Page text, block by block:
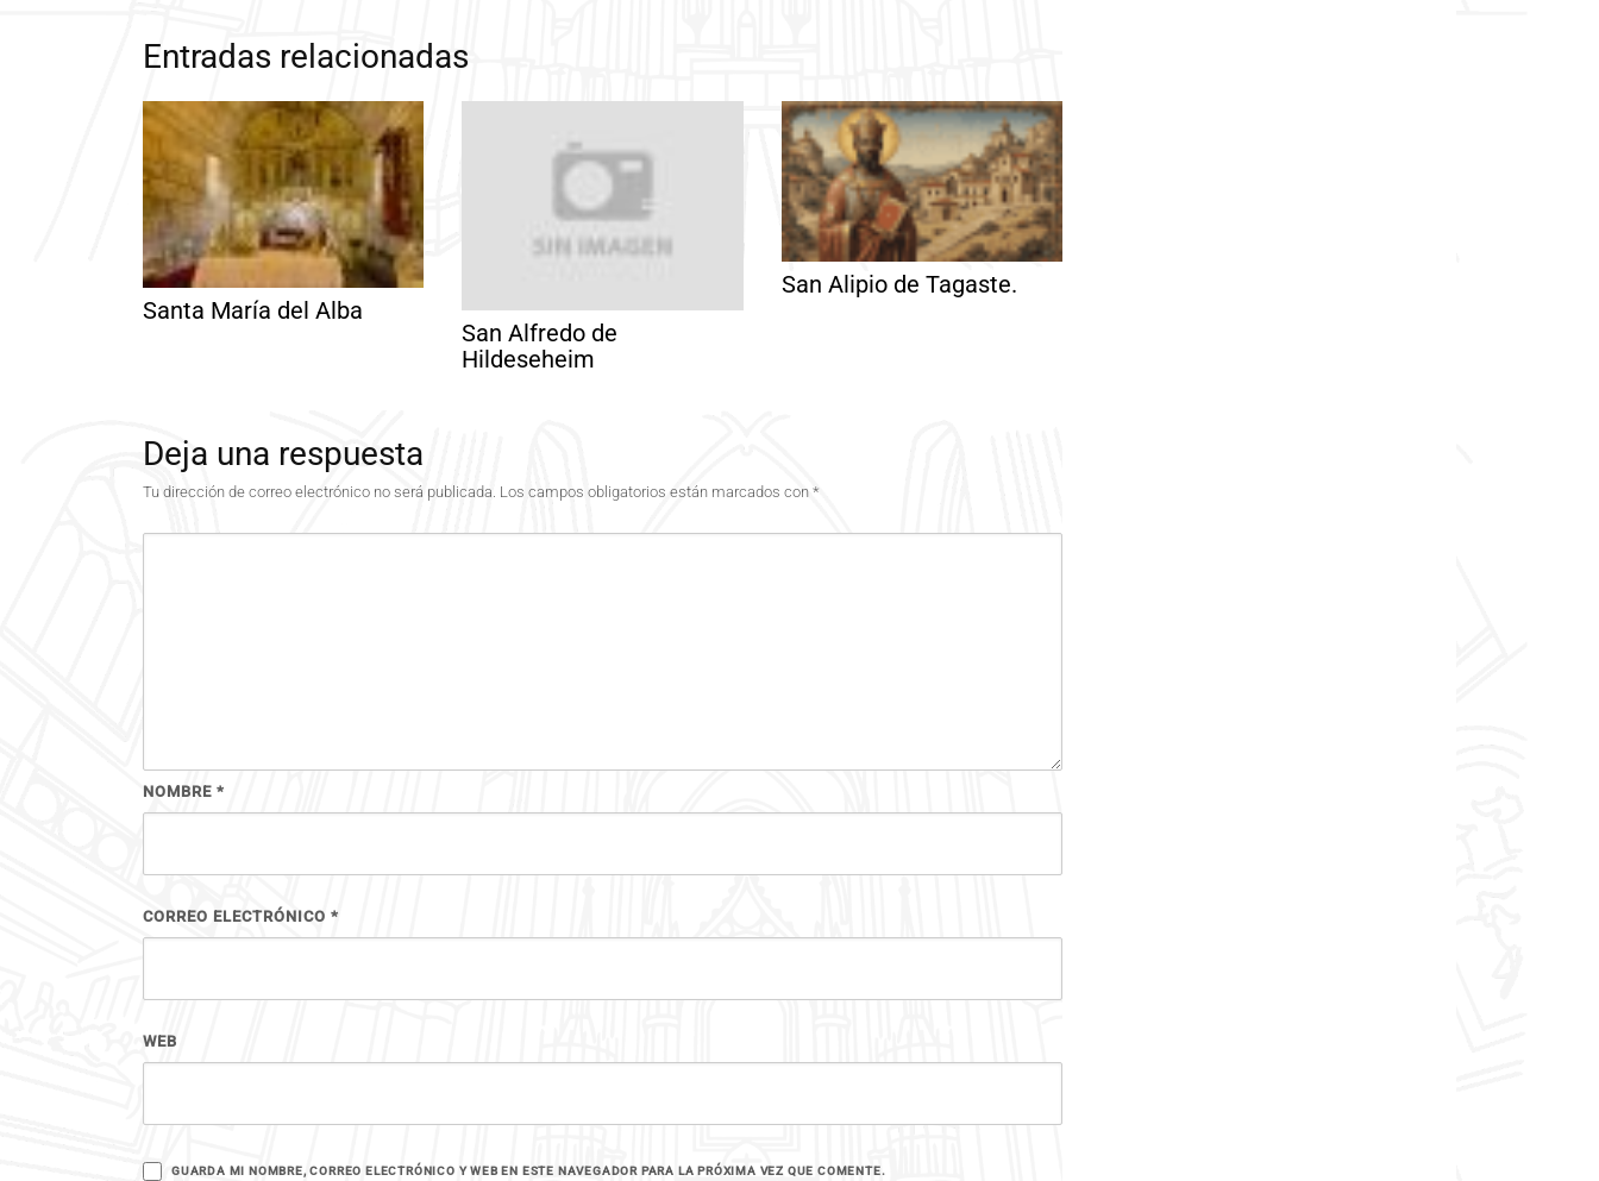
Entradas relacionadas
Santa María del Alba
San Alfredo de
Hildeseheim
San Alipio de Tagaste.
Deja una respuesta
Tu dirección de correo electrónico no será publicada. Los campos obligatorios están marcados con *
NOMBRE *
CORREO ELECTRÓNICO *
WEB
GUARDA MI NOMBRE, CORREO ELECTRÓNICO Y WEB EN ESTE NAVEGADOR PARA LA PRÓXIMA VEZ QUE COMENTE.